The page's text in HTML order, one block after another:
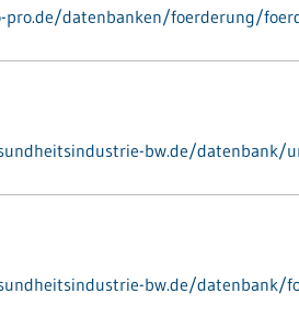
datenbanken/foerderung/
bw.de/datenbank/
bw.de/datenbank/